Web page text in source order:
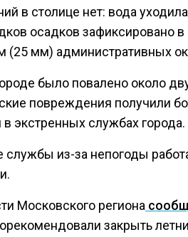
в столице нет: вода
осадков зафиксировано
(25 мм) административных
было повалено около
повреждения получили
экстренных службах
службы из-за непогоды
Московского региона
закрыть